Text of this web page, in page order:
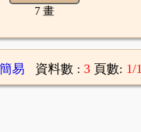
7 畫
簡易 資料數 : 3 頁數: 1/